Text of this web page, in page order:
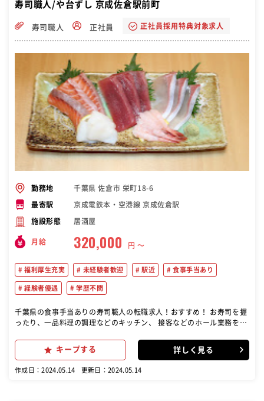
寿司職人/や台ずし 京成佐倉駅前町
寿司職人 正社員 正社員採用特典対象求人
勤務地 千葉県 佐倉市 栄町18-6
最寄駅 京成電鉄本・空港線 京成佐倉駅
施設形態 居酒屋
月給 320,000 円 〜
福利厚生充実 未経験者歓迎 駅近 食事手当あり
経験者優遇 学歴不問
千葉県の食事手当ありの寿司職人の転職求人！おすすめ！ お寿司を握
ったり、一品料理の調理などのキッチン、 接客などのホール業務をメ
キープする 詳しく見る
作成日：2024.05.14 更新日：2024.05.14